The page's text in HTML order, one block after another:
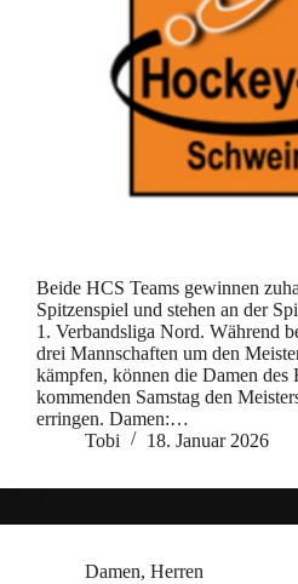
Beide HCS Teams gewinnen
Spitzenspiel und stehen an der
1. Verbandsliga Nord. Während
drei Mannschaften um den
kämpfen, können die Damen des
kommenden Samstag den
erringen. Damen:…
Tobi
18. Januar 2026
Damen, Herren